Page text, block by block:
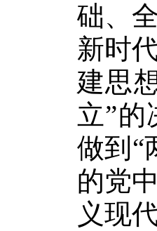
础、
新时
建思
立”的
做到“
的党
义现